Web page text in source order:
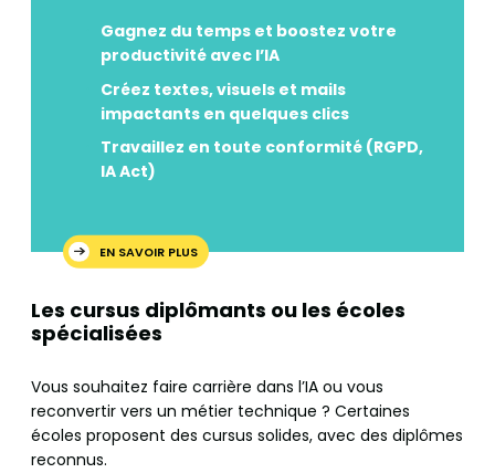
Gagnez du temps et boostez votre
productivité avec l’IA
Créez textes, visuels et mails
impactants en quelques clics
Travaillez en toute conformité (RGPD,
IA Act)
EN SAVOIR PLUS
Les cursus diplômants ou les écoles
spécialisées
Vous souhaitez faire carrière dans l’IA ou vous
reconvertir vers un métier technique ? Certaines
écoles proposent des cursus solides, avec des diplômes
reconnus.